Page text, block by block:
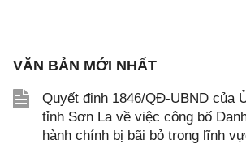
VĂN BẢN MỚI NHẤT
Quyết định 1846/QĐ-UBND của
tỉnh Sơn La về việc công bố
hành chính bị bãi bỏ trong lĩnh